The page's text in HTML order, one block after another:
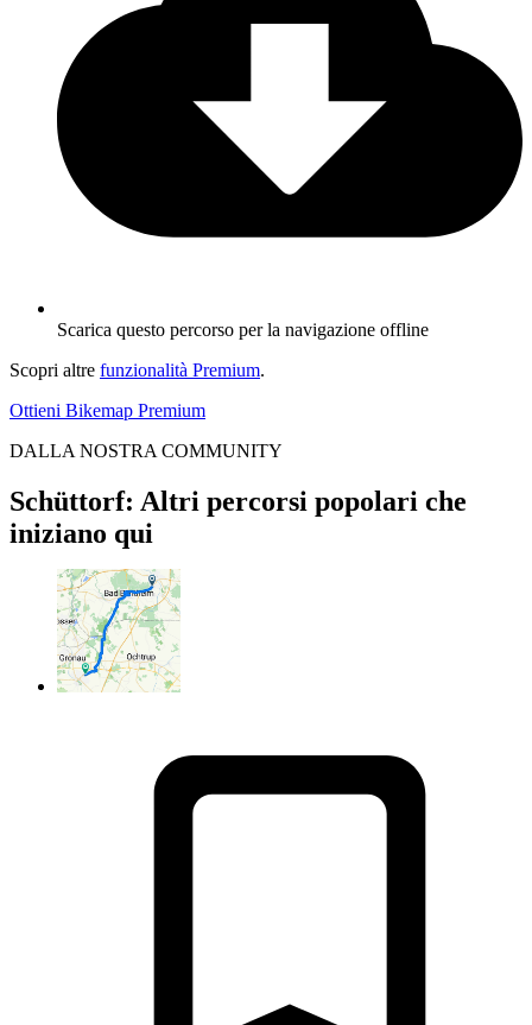
Scarica questo percorso per la navigazione offline
Scopri altre funzionalità Premium.
Ottieni Bikemap Premium
DALLA NOSTRA COMMUNITY
Schüttorf: Altri percorsi popolari che
iniziano qui